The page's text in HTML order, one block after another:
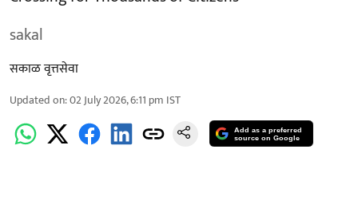
sakal
सकाळ वृत्तसेवा
Updated on:02 July 2026, 6:11 pm IST
Add as a preferred
source on Google